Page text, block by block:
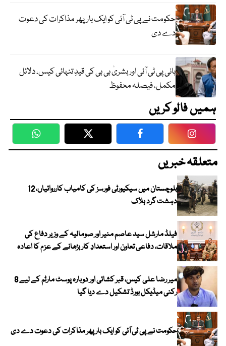
حکومت نے پی ٹی آئی کو ایک بارپھر مذاکرات کی دعوت
دے دی
بانی پی ٹی آئی اور بشریٰ بی بی کی قیدِ تنہائی کیس، دلائل
مکمل، فیصلہ محفوظ
ہمیں فالو کریں
WhatsApp Twitter Facebook
متعلقہ خبریں
بلوچستان میں سیکیورٹی فورسز کی کامیاب کارروائیاں، 12
دہشت گرد ہلاک
فیلڈ مارشل سید عاصم منیر اور صومالیہ کے وزیر دفاع کی
ملاقات، دفاعی تعاون اور استعدادِ کار بڑھانے کے عزم کا اعادہ
میر رضا علی کیس، قبر کشائی اور دوبارہ پوسٹ مارٹم کے لیے 8
رکنی میڈیکل بورڈ تشکیل دے دیا گیا
حکومت نے پی ٹی آئی کو ایک بارپھر مذاکرات کی دعوت دے دی